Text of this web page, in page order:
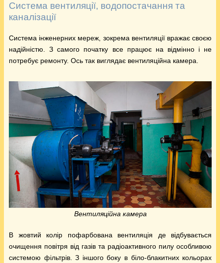
Система вентиляції, водопостачання та
каналізації
Система інженерних мереж, зокрема вентиляції вражає своєю
надійністю. З самого початку все працює на відмінно і не
потребує ремонту. Ось так виглядає вентиляційна камера.
Вентиляційна камера
В жовтий колір пофарбована вентиляція де відбувається
очищення повітря від газів та радіоактивного пилу особливою
системою фільтрів. З іншого боку в біло-блакитних кольорах